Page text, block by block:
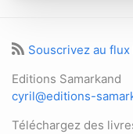
Souscrivez au flux
Editions Samarkand
cyril@editions-
Téléchargez des